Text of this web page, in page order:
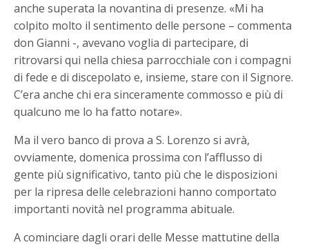
anche superata la novantina di presenze. «Mi ha
colpito molto il sentimento delle persone – commenta
don Gianni -, avevano voglia di partecipare, di
ritrovarsi qui nella chiesa parrocchiale con i compagni
di fede e di discepolato e, insieme, stare con il Signore.
C’era anche chi era sinceramente commosso e più di
qualcuno me lo ha fatto notare».
Ma il vero banco di prova a S. Lorenzo si avrà,
ovviamente, domenica prossima con l’afflusso di
gente più significativo, tanto più che le disposizioni
per la ripresa delle celebrazioni hanno comportato
importanti novità nel programma abituale.
A cominciare dagli orari delle Messe mattutine della